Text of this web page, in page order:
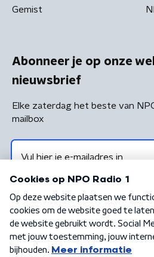
Gemist
Abonneer je op onze
nieuwsbrief
Elke zaterdag het beste van
mailbox
Algemene voorwaarden